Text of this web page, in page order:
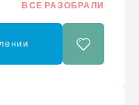
ВСЕ РАЗОБРАЛИ